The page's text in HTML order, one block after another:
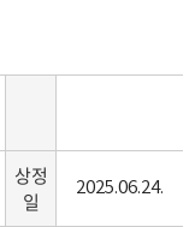
상정
일
2025.06.24.